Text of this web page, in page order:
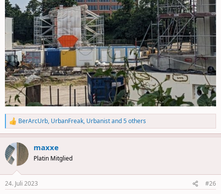
R
e
a
c
t
i
s
BerArcUrb, UrbanFreak, Urbanistand 5 others
maxxe
Platin Mitglied
24. Juli 2023 #26